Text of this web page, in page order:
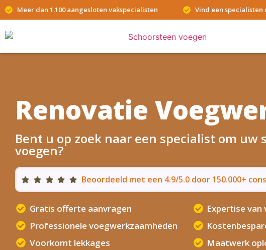
Meer dan 1.100 aangesloten vakspecialisten Vind een
Renovatie
Bent u op zoek naar een specialist om uw
voegen?
Beoordeeld met een 4.9/5.0 door 150.000+
Gratis offerte aanvragen
Professionele voegwerkzaamheden
Voorkomt lekkages
Expertise van
Maatwerk